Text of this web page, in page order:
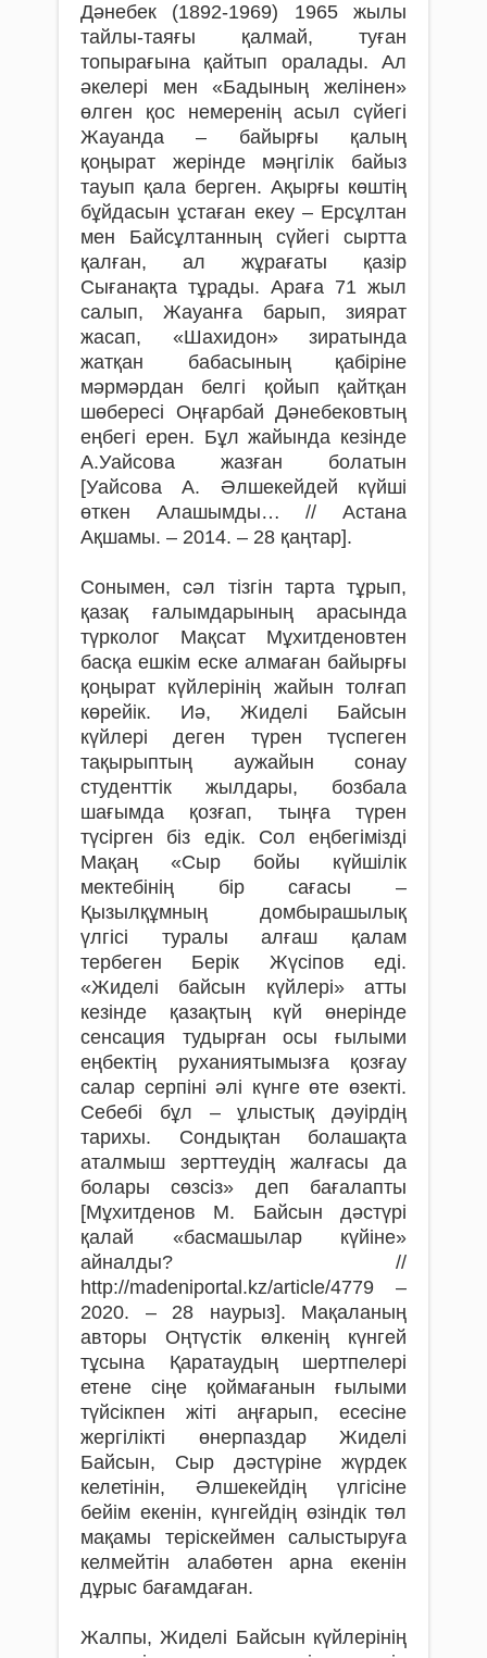
Дәнебек (1892-1969) 1965 жылы
тайлы-таяғы қалмай, туған
топырағына қайтып оралады. Ал
әкелері мен «Бадының желінен»
өлген қос немеренің асыл сүйегі
Жауанда – байырғы қалың
қоңырат жерінде мәңгілік байыз
тауып қала берген. Ақырғы көштің
бұйдасын ұстаған екеу – Ерсұлтан
мен Байсұлтанның сүйегі сыртта
қалған, ал жұрағаты қазір
Сығанақта тұрады. Араға 71 жыл
салып, Жауанға барып, зиярат
жасап, «Шахидон» зиратында
жатқан бабасының қабіріне
мәрмәрдан белгі қойып қайтқан
шөбересі Оңғарбай Дәнебековтың
еңбегі ерен. Бұл жайында кезінде
А.Уайсова жазған болатын
[Уайсова А. Әлшекейдей күйші
өткен Алашымды… // Астана
Ақшамы. – 2014. – 28 қаңтар].
Сонымен, сәл тізгін тарта тұрып,
қазақ ғалымдарының арасында
түрколог Мақсат Мұхитденовтен
басқа ешкім еске алмаған байырғы
қоңырат күйлерінің жайын толғап
көрейік. Иә, Жиделі Байсын
күйлері деген түрен түспеген
тақырыптың аужайын сонау
студенттік жылдары, бозбала
шағымда қозғап, тыңға түрен
түсірген біз едік. Сол еңбегімізді
Мақаң «Сыр бойы күйшілік
мектебінің бір сағасы –
Қызылқұмның домбырашылық
үлгісі туралы алғаш қалам
тербеген Берік Жүсіпов еді.
«Жиделі байсын күйлері» атты
кезінде қазақтың күй өнерінде
сенсация тудырған осы ғылыми
еңбектің руханиятымызға қозғау
салар серпіні әлі күнге өте өзекті.
Себебі бұл – ұлыстық дәуірдің
тарихы. Сондықтан болашақта
аталмыш зерттеудің жалғасы да
болары сөзсіз» деп бағалапты
[Мұхитденов М. Байсын дәстүрі
қалай «басмашылар күйіне»
айналды? //
http://madeniportal.kz/article/4779 –
2020. – 28 наурыз]. Мақаланың
авторы Оңтүстік өлкенің күнгей
тұсына Қаратаудың шертпелері
етене сіңе қоймағанын ғылыми
түйсікпен жіті аңғарып, есесіне
жергілікті өнерпаздар Жиделі
Байсын, Сыр дәстүріне жүрдек
келетінін, Әлшекейдің үлгісіне
бейім екенін, күнгейдің өзіндік төл
мақамы теріскеймен салыстыруға
келмейтін алабөтен арна екенін
дұрыс бағамдаған.
Жалпы, Жиделі Байсын күйлерінің